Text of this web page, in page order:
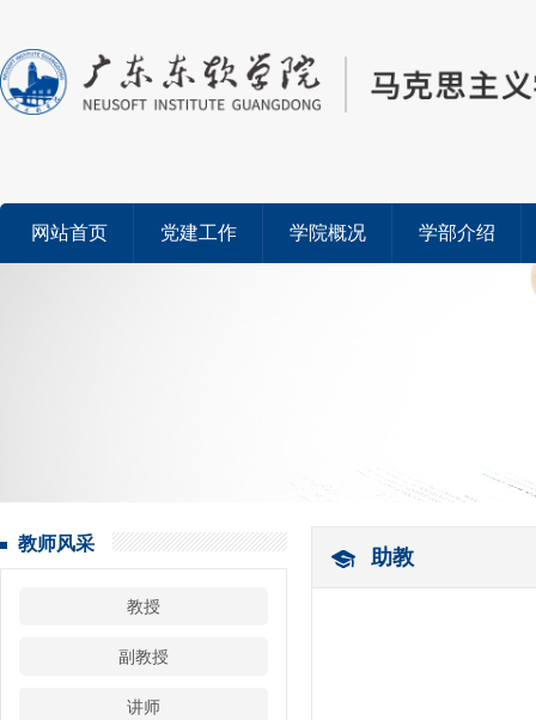
网站首页 党建工作 学院概况 学部介绍
教师风采
教授
副教授
讲师
助教